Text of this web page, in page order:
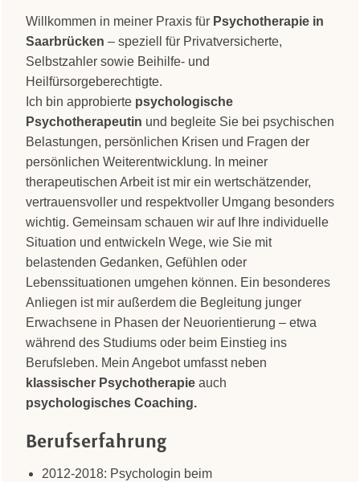
Willkommen in meiner Praxis für Psychotherapie in
Saarbrücken – speziell für Privatversicherte,
Selbstzahler sowie Beihilfe- und
Heilfürsorgeberechtigte.
Ich bin approbierte psychologische
Psychotherapeutin und begleite Sie bei psychischen
Belastungen, persönlichen Krisen und Fragen der
persönlichen Weiterentwicklung. In meiner
therapeutischen Arbeit ist mir ein wertschätzender,
vertrauensvoller und respektvoller Umgang besonders
wichtig. Gemeinsam schauen wir auf Ihre individuelle
Situation und entwickeln Wege, wie Sie mit
belastenden Gedanken, Gefühlen oder
Lebenssituationen umgehen können. Ein besonderes
Anliegen ist mir außerdem die Begleitung junger
Erwachsene in Phasen der Neuorientierung – etwa
während des Studiums oder beim Einstieg ins
Berufsleben. Mein Angebot umfasst neben
klassischer Psychotherapieauch
psychologisches Coaching.
Berufserfahrung
2012-2018: Psychologin beim